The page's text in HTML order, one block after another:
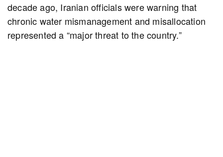
decade ago, Iranian officials were warning that
chronic water mismanagement and misallocation
represented a “major threat to the country.”